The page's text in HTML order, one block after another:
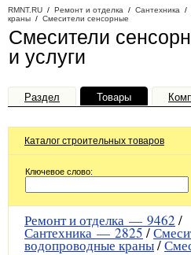
RMNT.RU / Ремонт и отделка / Сантехника /
краны / Смесители сенсорные
Смесители
и услуги
Раздел Товары
Каталог строительных товаров
Ключевое слово:
Ремонт и отделка — 9462 /
Сантехника —2825/
водопроводные краны/